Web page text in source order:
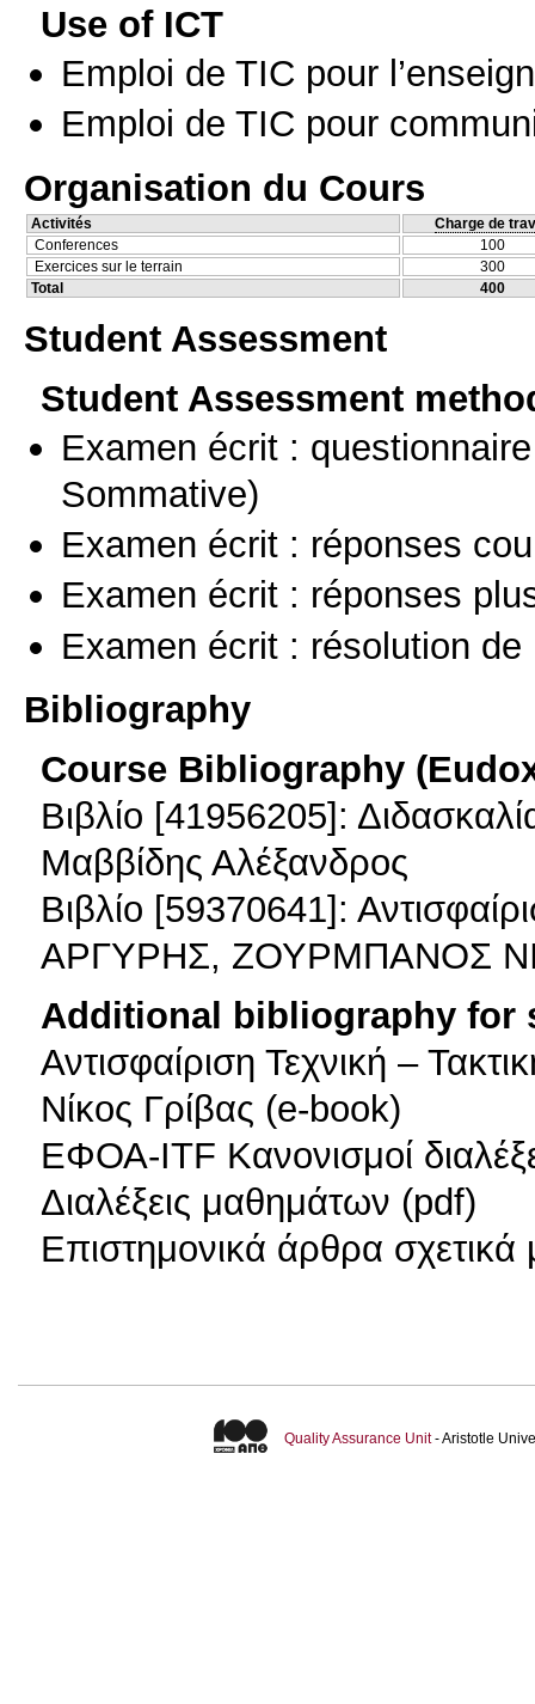
Use of ICT
Emploi de TIC pour
Emploi de TIC pour
Organisation du Cours
Activités
Charge de
Conferences
100
Exercices sur le terrain
300
Total
400
Student Assessment
Student Assessment
Examen écrit :
Sommative)
Examen écrit : réponses
Examen écrit : réponses
Examen écrit : résolution de
Bibliography
Course Bibliography
Βιβλίο [41956205]:
Μαββίδης Αλέξανδρος
Βιβλίο [59370641]:
ΑΡΓΥΡΗΣ, ΖΟΥΡΜΠΑΝΟΣ
Additional bibliography for
Αντισφαίριση Τεχνική –
Νίκος Γρίβας (e-book)
ΕΦΟΑ-ITF Κανονισμοί
Διαλέξεις μαθημάτων (pdf)
Επιστημονικά άρθρα σχετικά
Quality Assurance Unit- Aristotle